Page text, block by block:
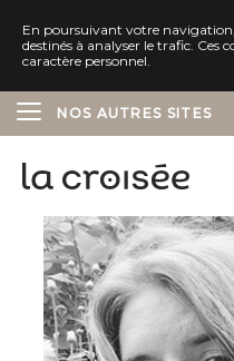
En poursuivant votre
destinés à analyser le trafic. Ces
caractère personnel.
NOS AUTRES SITES
ÉDITIONS DELCOURT
ÉDITIONS SOLEIL
ÉDITIONS MARCHIALY
ÉDITIONS LES AVRILS